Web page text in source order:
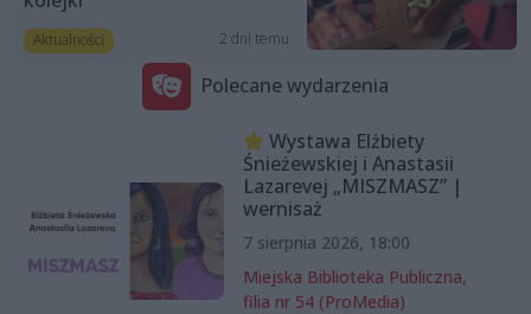
Aktualności 2 dni temu
Polecane wydarzenia
Wystawa Elżbiety
Śnieżewskiej i Anastasii
Lazarevej „MISZMASZ” |
wernisaż
7 sierpnia 2026, 18:00
Miejska Biblioteka Publiczna,
filia nr 54 (ProMedia)